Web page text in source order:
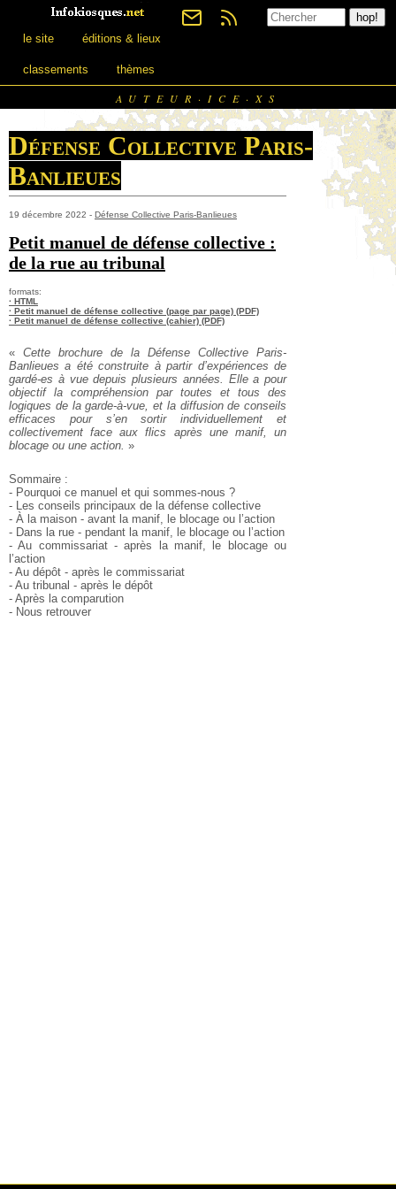
le site éditions & lieux
classements thèmes
AUTEUR·ICE·XS
Défense Collective Paris-
Banlieues
19 décembre 2022 - Défense Collective Paris-Banlieues
Petit manuel de défense collective :
de la rue au tribunal
formats:
· HTML
· Petit manuel de défense collective (page par page) (PDF)
· Petit manuel de défense collective (cahier) (PDF)
« Cette brochure de la Défense Collective Paris-
Banlieues a été construite à partir d’expériences de
gardé-es à vue depuis plusieurs années. Elle a pour
objectif la compréhension par toutes et tous des
logiques de la garde-à-vue, et la diffusion de conseils
efficaces pour s’en sortir individuellement et
collectivement face aux flics après une manif, un
blocage ou une action. »
Sommaire :
- Pourquoi ce manuel et qui sommes-nous ?
- Les conseils principaux de la défense collective
- À la maison - avant la manif, le blocage ou l’action
- Dans la rue - pendant la manif, le blocage ou l’action
- Au commissariat - après la manif, le blocage ou
l’action
- Au dépôt - après le commissariat
- Au tribunal - après le dépôt
- Après la comparution
- Nous retrouver